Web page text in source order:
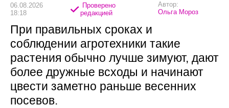
06.08.2026
18:18
Проверено
редакцией
Автор:
Ольга Мороз
При правильных сроках и
соблюдении агротехники такие
растения обычно лучше зимуют, дают
более дружные всходы и начинают
цвести заметно раньше весенних
посевов.